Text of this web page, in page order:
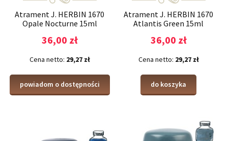
Atrament J. HERBIN 1670
Opale Nocturne 15ml
36,00 zł
Cena netto: 29,27 zł
powiadom o dostępności
Atrament J. HERBIN 1670
Atlantis Green 15ml
36,00 zł
Cena netto: 29,27 zł
do koszyka